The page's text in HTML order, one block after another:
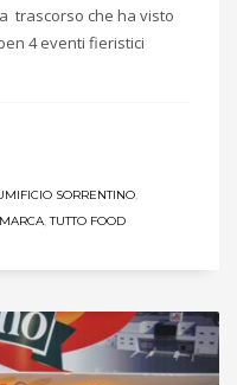
trascorso che ha visto
4 eventi fieristici
SORRENTINO,
MARCA,TUTTO FOOD